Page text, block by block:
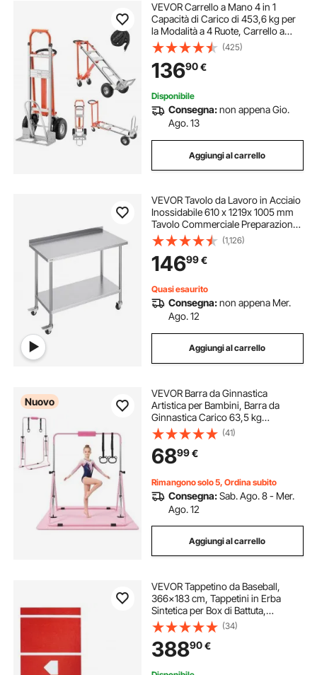
VEVOR Carrello a Mano 4 in 1
Capacità di Carico di 453,6 kg per
la Modalità a 4 Ruote, Carrello a
Mano Convertibile con Maniglia e
Ruote Antiscivolo per Traslochi di
Casa, Ufficio, Magazzino
(425)
13690€
Disponibile
Consegna:non appena Gio.
Ago. 13
Aggiungi al carrello
VEVOR Tavolo da Lavoro in Acciaio
Inossidabile 610 x 1219x 1005 mm
Tavolo Commerciale Preparazione
Alimenti Ruote, Tavolo da Lavoro
Carichi Pesanti, Tavolo Altezza
Regolabile Ristorante Casa Hotel
(1,126)
14699€
Quasi esaurito
Consegna:non appena Mer.
Ago. 12
Aggiungi al carrello
Nuovo
VEVOR Barra da Ginnastica
Artistica per Bambini, Barra da
Ginnastica Carico 63,5 kg
Pieghevole Altezza Regolabile
Allenamento Esercizio per Casa,
Telaio in Acciaio al Carbonio, con
Tappetino
(41)
6899€
Rimangono solo 5, Ordina subito
Consegna:Sab. Ago. 8 - Mer.
Ago. 12
Aggiungi al carrello
VEVOR Tappetino da Baseball,
366x183 cm, Tappetini in Erba
Sintetica per Box di Battuta,
Attrezzatura per Allenamento di
Battuta Softball con Base di Casa ed
Erba Sintetica Anti-Scolorimento,
Rosso
(34)
38890€